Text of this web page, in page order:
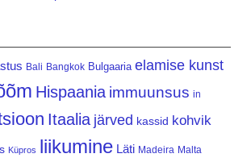
Bali Bangkok Bulgaaria elamise kunst
Hispaania immuunsus in
Itaalia järved kassid kohvik
Küpros liikumine Läti Madeira Malta